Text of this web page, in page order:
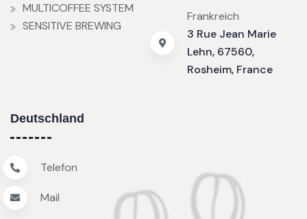
MULTICOFFEE SYSTEM
SENSITIVE BREWING
Frankreich
3 Rue Jean Marie
Lehn, 67560,
Rosheim, France
Deutschland
Telefon
Mail